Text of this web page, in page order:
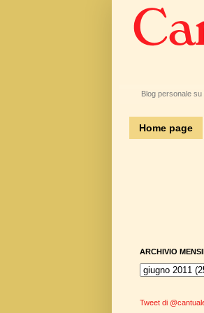
Blog personale
Home page
ARCHIVIO
Tweet di